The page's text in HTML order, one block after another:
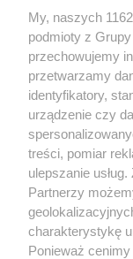
panelem RGB.
Temperatura
Moc (W)300 W
CRI 98
Oświetlenie
+48
My, naszych
podmioty z
przechowujemy
przetwarzamy
identyfikatory,
urządzenie czy
treści, pomiar
ulepszanie
Partnerzy
charakterystykę
Ponieważ